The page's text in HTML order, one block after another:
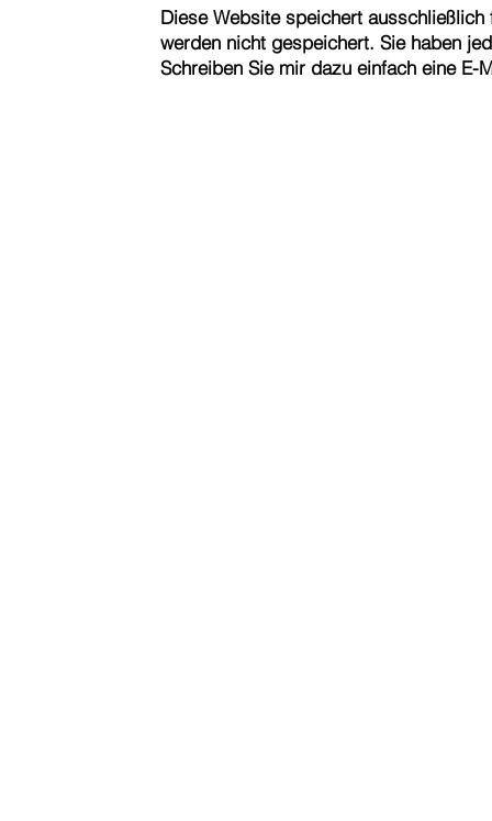
Diese Website speichert
werden nicht gespeichert. Sie haben
Schreiben Sie mir dazu einfach eine E-